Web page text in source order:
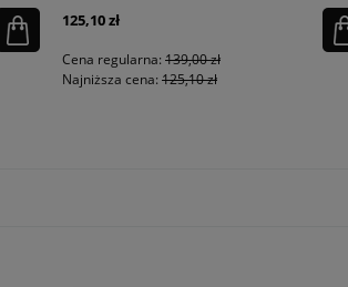
125,10 zł
Cena regularna: 139,00 zł
Najniższa cena: 125,10 zł